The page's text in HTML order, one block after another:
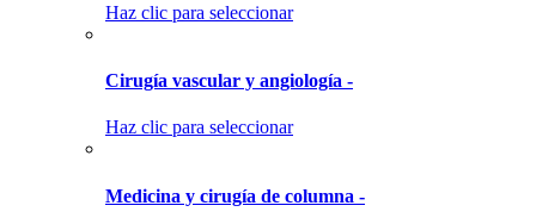
Haz clic para seleccionar
Cirugía vascular y angiología -
Haz clic para seleccionar
Medicina y cirugía de columna -